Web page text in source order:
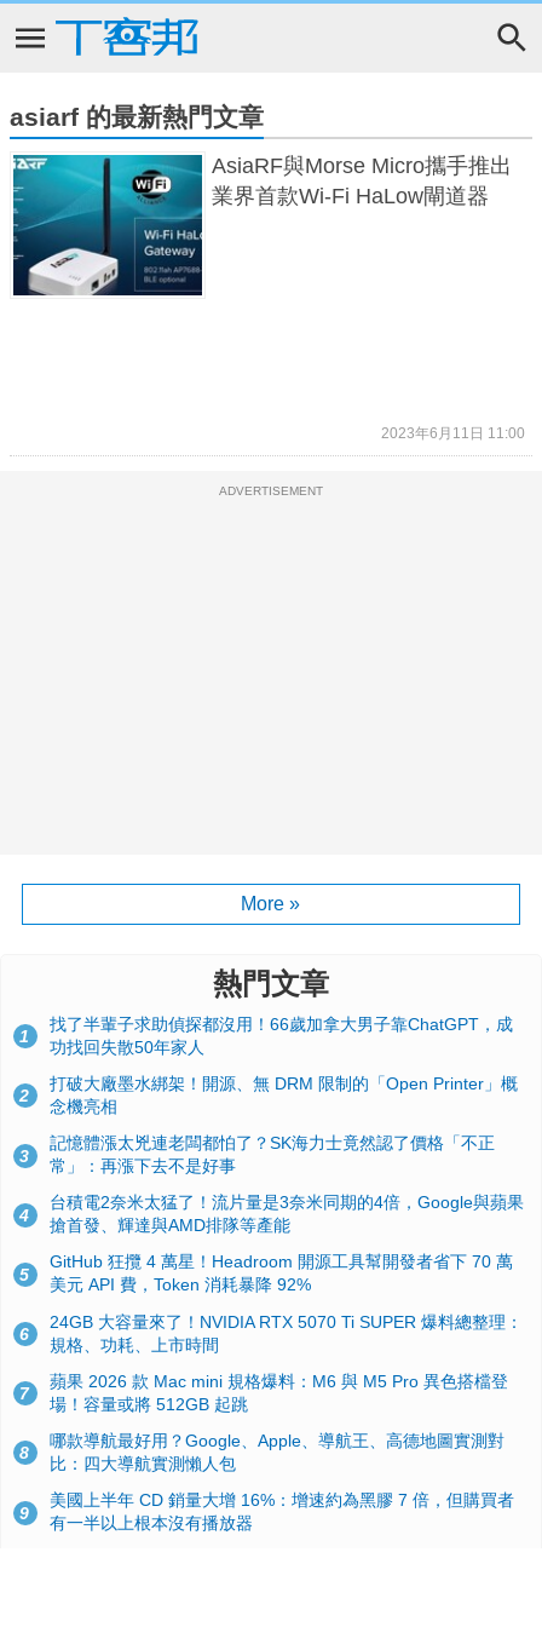
asiarf 的最新熱門文章
AsiaRF與Morse Micro攜手推出
業界首款Wi-Fi HaLow閘道器
2023年6月11日 11:00
ADVERTISEMENT
More »
熱門文章
1
找了半輩子求助偵探都沒用！66歲加拿大男子靠ChatGPT，成
功找回失散50年家人
2
打破大廠墨水綁架！開源、無 DRM 限制的「Open Printer」概
念機亮相
3
記憶體漲太兇連老闆都怕了？SK海力士竟然認了價格「不正
常」：再漲下去不是好事
4
台積電2奈米太猛了！流片量是3奈米同期的4倍，Google與蘋果
搶首發、輝達與AMD排隊等產能
5
GitHub 狂攬 4 萬星！Headroom 開源工具幫開發者省下 70 萬
美元 API 費，Token 消耗暴降 92%
6
24GB 大容量來了！NVIDIA RTX 5070 Ti SUPER 爆料總整理：
規格、功耗、上市時間
7
蘋果 2026 款 Mac mini 規格爆料：M6 與 M5 Pro 異色搭檔登
場！容量或將 512GB 起跳
8
哪款導航最好用？Google、Apple、導航王、高德地圖實測對
比：四大導航實測懶人包
9
美國上半年 CD 銷量大增 16%：增速約為黑膠 7 倍，但購買者
有一半以上根本沒有播放器